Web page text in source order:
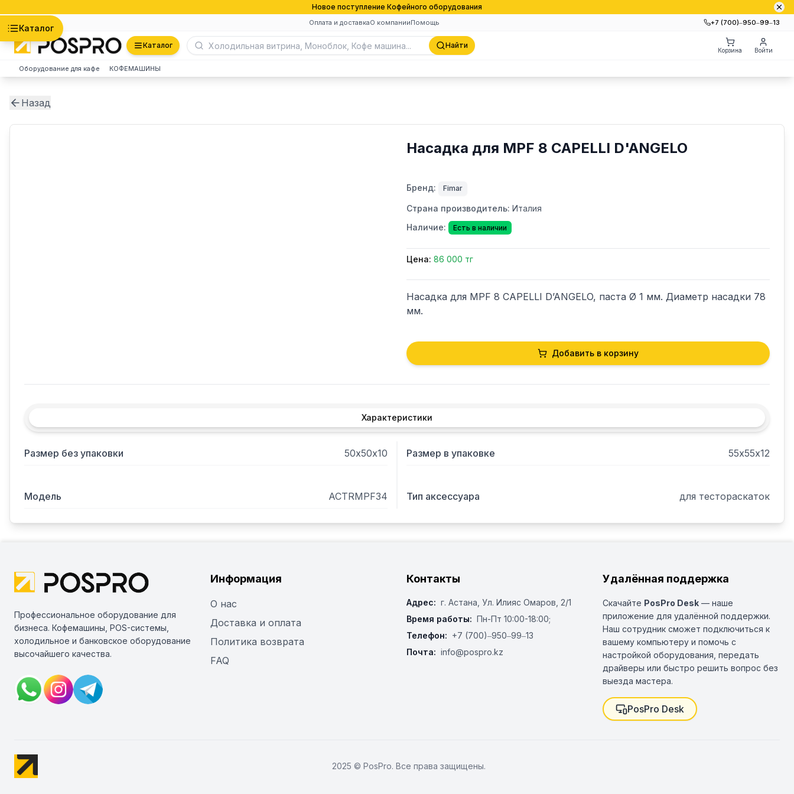
Новое поступление Кофейного оборудования
Оплата и доставкаО компанииПомощь +7 (700)‒950‒99‒13
Каталог
Каталог Найти
Корзина Войти
Оборудование для кафе КОФЕМАШИНЫ
Назад
Насадка для MPF 8 CAPELLI D'ANGELO
Бренд: Fimar
Страна производитель: Италия
Наличие:
Есть в наличии
Цена: 86 000 тг
Насадка для MPF 8 CAPELLI D’ANGELO, паста Ø 1 мм. Диаметр насадки 78
мм.
Добавить в корзину
Характеристики
Размер без упаковки 50х50х10 Размер в упаковке 55х55х12
Модель ACTRMPF34 Тип аксессуара для тестораскаток
Профессиональное оборудование для
бизнеса. Кофемашины, POS-системы,
холодильное и банковское оборудование
высочайшего качества.
Информация
О нас
Доставка и оплата
Политика возврата
FAQ
Контакты
Адрес: г. Астана, ​Ул. Илияс Омаров, 2/1
Время работы: Пн-Пт 10:00-18:00;
Телефон: +7 (700)‒950‒99‒13
Почта: info@pospro.kz
Удалённая поддержка
Скачайте PosPro Desk — наше
приложение для удалённой поддержки.
Наш сотрудник сможет подключиться к
вашему компьютеру и помочь с
настройкой оборудования, передать
драйверы или быстро решить вопрос без
выезда мастера.
PosPro Desk
2025 © PosPro. Все права защищены.